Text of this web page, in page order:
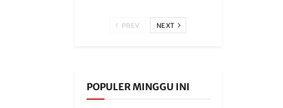
PREV NEXT
POPULER MINGGU INI